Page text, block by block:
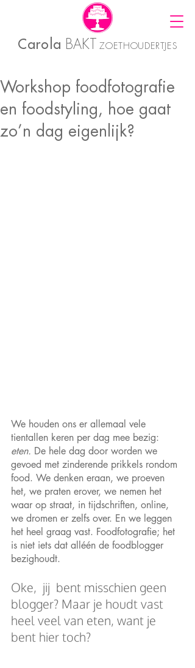
Carola BAKT ZOETHOUDERTJES
Workshop foodfotografie
en foodstyling, hoe gaat
zo’n dag eigenlijk?
We houden ons er allemaal vele
tientallen keren per dag mee bezig:
eten. De hele dag door worden we
gevoed met zinderende prikkels rondom
food. We denken eraan, we proeven
het, we praten erover, we nemen het
waar op straat, in tijdschriften, online,
we dromen er zelfs over. En we leggen
het heel graag vast. Foodfotografie; het
is niet iets dat alléén de foodblogger
bezighoudt.
Oke,  jij  bent misschien geen
blogger? Maar je houdt vast
heel veel van eten, want je
bent hier toch?